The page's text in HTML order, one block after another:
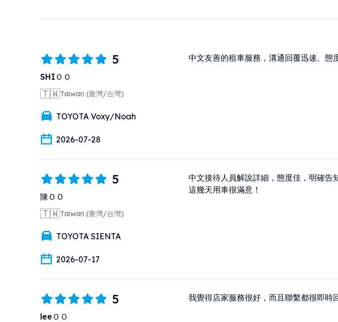
5
SHIＯＯ
🇹🇼Taiwan (臺灣/台灣)
TOYOTA Voxy/Noah
2026-07-28
中文友善的租車服務，溝通回覆迅速、
5
陳ＯＯ
🇹🇼Taiwan (臺灣/台灣)
TOYOTA SIENTA
2026-07-17
中文接待人員解說詳細，態度佳，明確告
這幾天用車很滿意！
5
leeＯＯ
我覺得店家服務很好，而且聯繫都很即時